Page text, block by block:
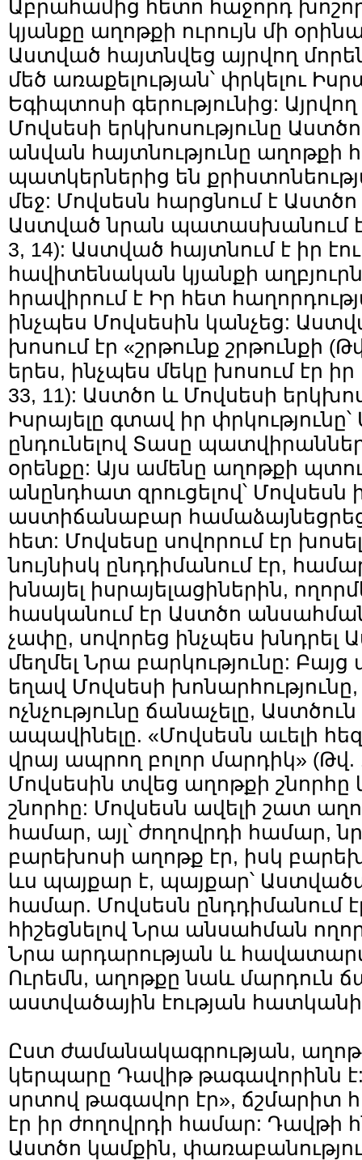
Աբրահամից հետո հաջորդ
կյանքը աղոթքի ուրույն մի
Աստված հայտնվեց այրվող
մեծ առաքելության՝ փրկելու
Եգիպտոսի գերությունից:
Մովսեսի երկխոսությունը
անվան հայտնությունը աղոթքի
պատկերներից են
մեջ: Մովսեսն հարցնում է
Աստված նրան պատասխանում
3, 14): Աստված հայտնում է իր
հավիտենական կյանքի
հրավիրում է Իր հետ
ինչպես Մովսեսին կանչեց:
խոսում էր «շրթունք շրթունքի
երես, ինչպես մեկը խոսում էր իր
33, 11): Աստծո և Մովսեսի
Իսրայելը գտավ իր
ընդունելով Տասը
օրենքը: Այս ամենը աղոթքի
անընդհատ զրուցելով՝ Մովսեսն
աստիճանաբար
հետ: Մովսեսը սովորում էր
նույնիսկ ընդդիմանում էր,
խնայել իսրայելացիներին,
հասկանում էր Աստծո
չափը, սովորեց ինչպես խնդրել
մեղմել Նրա բարկությունը:
եղավ Մովսեսի
ոչնչությունը ճանաչելը,
ապավինելը. «Մովսեսն աւելի
վրայ ապրող բոլոր մարդիկ»
Մովսեսին տվեց աղոթքի շնորհը
շնորհը: Մովսեսն ավելի շատ
համար, այլ՝ ժողովրդի համար,
բարեխոսի աղոթք էր, իսկ
ևս պայքար է, պայքար՝
համար. Մովսեսն ընդդիմանում
հիշեցնելով Նրա անսահման
Նրա արդարության և
Ուրեմն, աղոթքը նաև մարդուն
աստվածային էության
Ըստ ժամանակագրության,
կերպարը Դավիթ թագավորինն
սրտով թագավոր էր», ճշմարիտ
էր իր ժողովրդի համար: Դավթի
Աստծո կամքին,